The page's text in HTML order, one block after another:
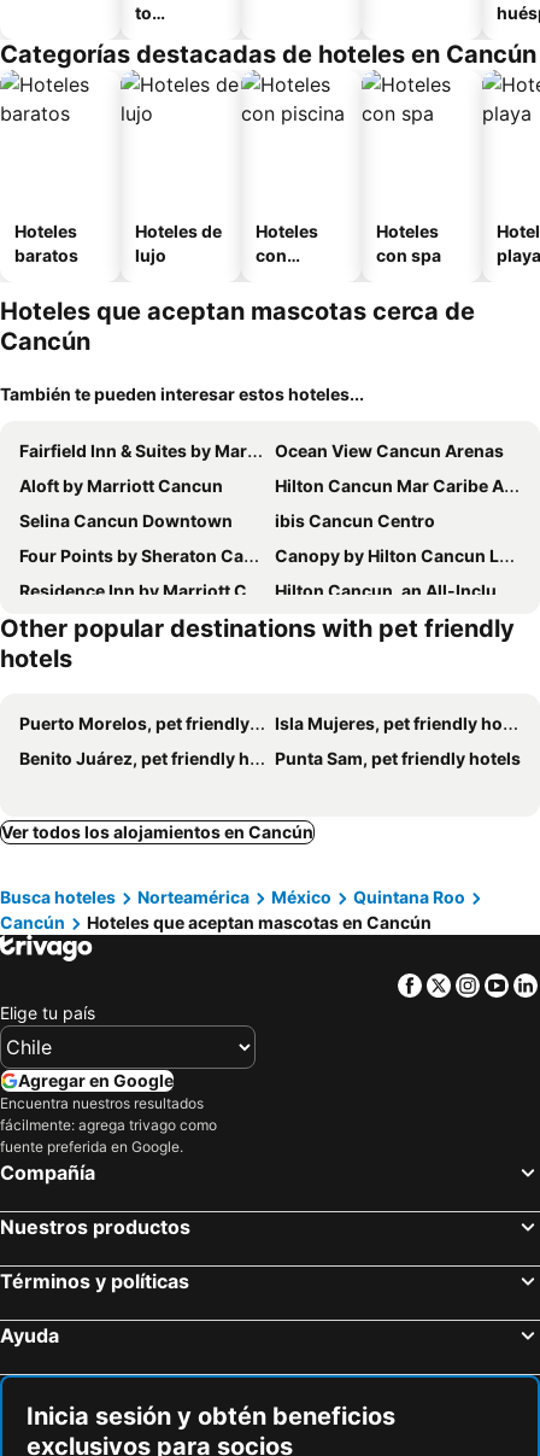
to
o
Categorías destacadas de hoteles en Cancún
Hoteles
baratos
Hoteles de
lujo
Hoteles
con
Hoteles
con spa
playa
Hoteles que aceptan mascotas cerca de
Cancún
También te pueden interesar estos hoteles...
Fairfield Inn & Suites by Marriott Cancun Airport
Ocean View Cancun Arenas
Aloft by Marriott Cancun
Hilton Cancun Mar Caribe All-Inclusive Resort
Selina Cancun Downtown
ibis Cancun Centro
Four Points by Sheraton Cancun Centro
Canopy by Hilton Cancun La Isla
Residence Inn by Marriott Cancun Hotel Zone
Hilton Cancun, an All-Inclusive Resort
Hilton Garden Inn Cancun Airport
Cancun Zone
Grand Royal Lagoon
Hotel Jardín Cancún
Selina Cancun Laguna Hotel Zone
Avani Cancun Airport
City Express by Marriott Cancun Aeropuerto
Pok Ta Pok 4
Balu Hotel
La ví bonita
Nirvana Hotel - Cancun Hotel Zone
Habitación Potter
Airport Sleepy Inn
Ikarus kiteboarding
Other popular destinations with pet friendly
hotels
Puerto Morelos, pet friendly hotels
Isla Mujeres, pet friendly hotels
Benito Juárez, pet friendly hotels
Punta Sam, pet friendly hotels
Ver todos los alojamientos en Cancún
Busca hoteles Norteamérica México
Quintana Roo
Cancún
Hoteles que aceptan mascotas en Cancún
Facebook
Twitter
Elige tu país
Agregar en Google
Encuentra nuestros resultados
fácilmente: agrega trivago como
fuente preferida en Google.
Compañía
Nuestros productos
Términos y políticas
Ayuda
Inicia sesión y obtén beneficios
exclusivos para socios